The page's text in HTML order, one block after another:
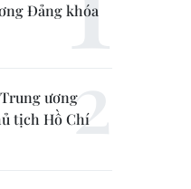
Đảng khóa
ương
tịch Hồ Chí